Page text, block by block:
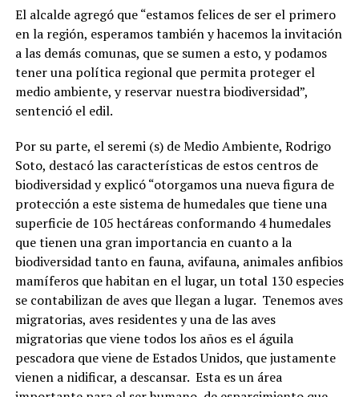
El alcalde agregó que “estamos felices de ser el primero
en la región, esperamos también y hacemos la invitación
a las demás comunas, que se sumen a esto, y podamos
tener una política regional que permita proteger el
medio ambiente, y reservar nuestra biodiversidad”,
sentenció el edil.
Por su parte, el seremi (s) de Medio Ambiente, Rodrigo
Soto, destacó las características de estos centros de
biodiversidad y explicó “otorgamos una nueva figura de
protección a este sistema de humedales que tiene una
superficie de 105 hectáreas conformando 4 humedales
que tienen una gran importancia en cuanto a la
biodiversidad tanto en fauna, avifauna, animales anfibios
mamíferos que habitan en el lugar, un total 130 especies
se contabilizan de aves que llegan a lugar. Tenemos aves
migratorias, aves residentes y una de las aves
migratorias que viene todos los años es el águila
pescadora que viene de Estados Unidos, que justamente
vienen a nidificar, a descansar. Esta es un área